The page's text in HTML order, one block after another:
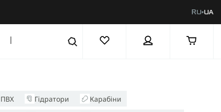
RU UA
ПВХ Гідратори
Карабіни